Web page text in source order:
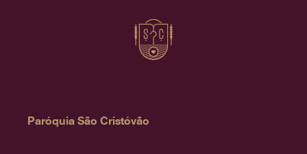
Paróquia São Cristóvão